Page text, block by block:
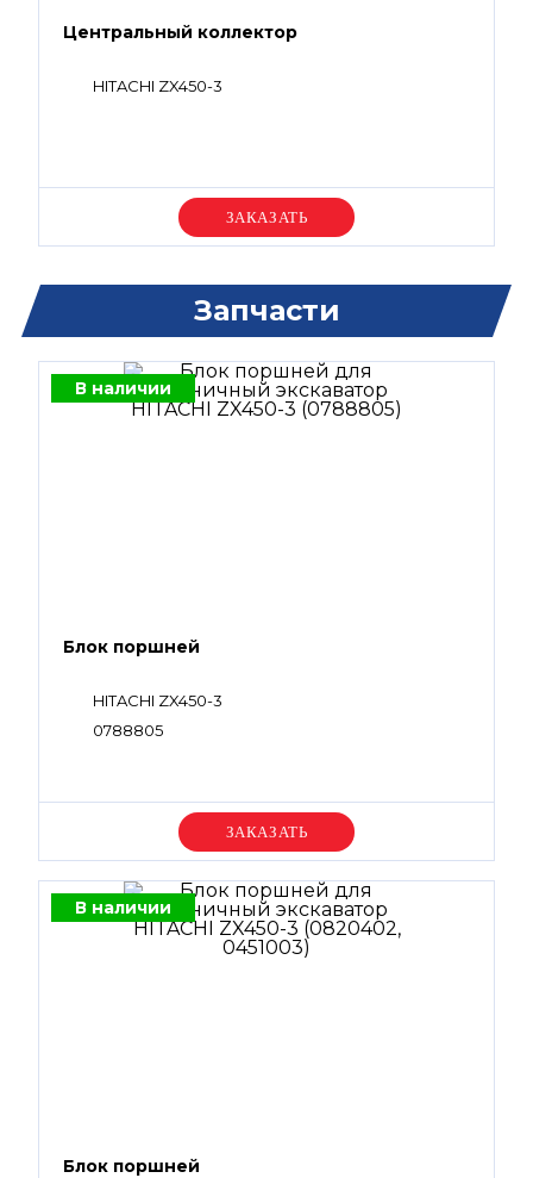
Центральный коллектор
HITACHI ZX450-3
Уточняйте цену
Запчасти
В наличии
Блок поршней
HITACHI ZX450-3
0788805
Уточняйте цену
В наличии
Блок поршней